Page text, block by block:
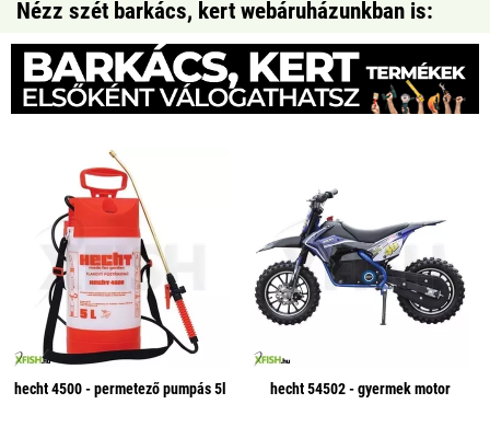
Nézz szét barkács, kert webáruházunkban is:
hecht 4500 - permetező pumpás 5l hecht 54502 - gyermek motor